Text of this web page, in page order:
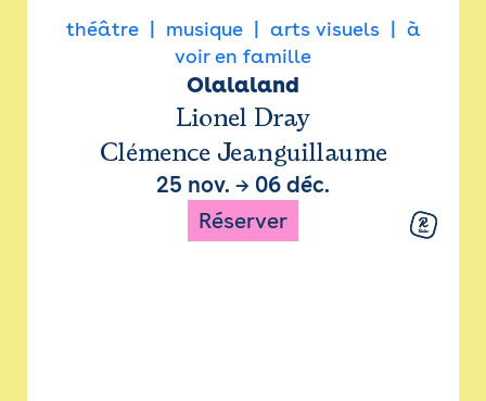
théâtre musique arts visuels
à
voir en famille
Olalaland
Lionel Dray
Clémence Jeanguillaume
25 nov. → 06 déc.
Réserver